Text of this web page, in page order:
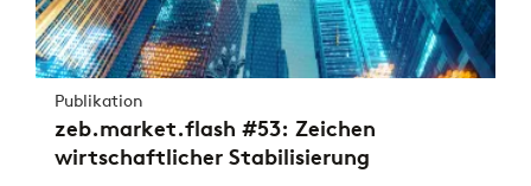
Publikation
zeb.market.flash #53: Zeichen
wirtschaftlicher Stabilisierung